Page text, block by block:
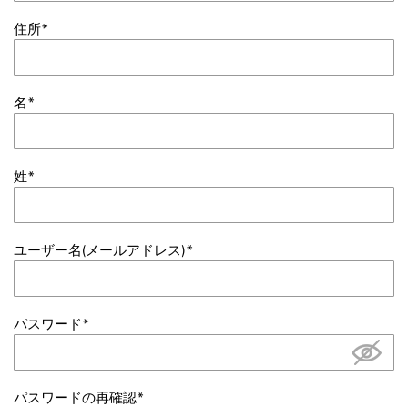
住所
名
姓
ユーザー名(メールアドレス)
パスワード
パスワードの再確認